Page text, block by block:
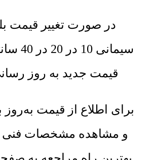
در صورت تغییر قیمت
قیمت جدید به روز
برای اطلاع از قیمت
و مشاهده مشخصات فنی